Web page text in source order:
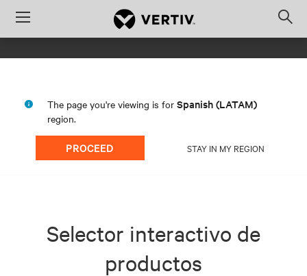
Menu
The page you're viewing is for Spanish (LATAM)
region.
PROCEED STAY IN MY REGION
Selector interactivo de
productos